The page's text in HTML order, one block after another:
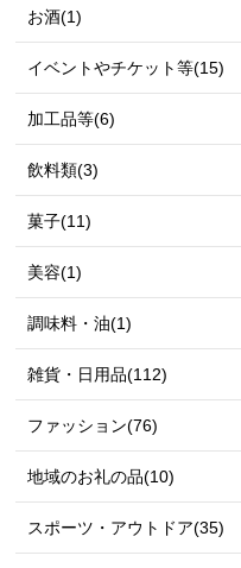
お酒(1)
イベントやチケット等(15)
加工品等(6)
飲料類(3)
菓子(11)
美容(1)
調味料・油(1)
雑貨・日用品(112)
ファッション(76)
地域のお礼の品(10)
スポーツ・アウトドア(35)